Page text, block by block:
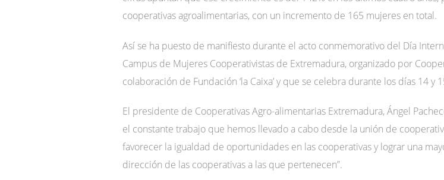
cooperativas agroalimentarias, con un incremento de 165 mujeres en total.
Así se ha puesto de manifiesto durante el acto conmemorativo del Día
Campus de Mujeres Cooperativistas de Extremadura, organizado por
colaboración de Fundación ‘la Caixa’ y que se celebra durante los días 14
El presidente de Cooperativas Agro-alimentarias Extremadura, Ángel
el constante trabajo que hemos llevado a cabo desde la unión de
favorecer la igualdad de oportunidades en las cooperativas y lograr una
dirección de las cooperativas a las que pertenecen”.